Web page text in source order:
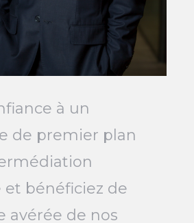
à un
de premier plan
et bénéficiez de
avérée de nos